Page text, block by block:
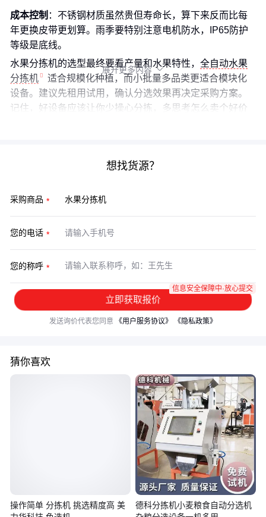
成本控制 ：不锈钢材质虽然贵但寿命长，算下来反而比每
年更换皮带更划算。雨季要特别注意电机防水，IP65防护
等级是底线。
水果分拣机的选型最终要看产量和水果特性， 全自动水果
分拣机
适合规模化种植，而小批量多品类更适合模块化
设备。建议先租用试用，确认分选效果再决定采购方案。
记住，好设备应该让你少操心分拣，多思考怎么卖个好价
展开更多内容 
想找货源？
采购商品
您的电话
您的称呼
立即获取报价
信息安全保障中·放心提交
发送询价代表您同意 《用户服务协议》 《隐私政策》
猜你喜欢
操作简单 分拣机 挑选精度高 美
德科分拣机小麦粮食自动分选机